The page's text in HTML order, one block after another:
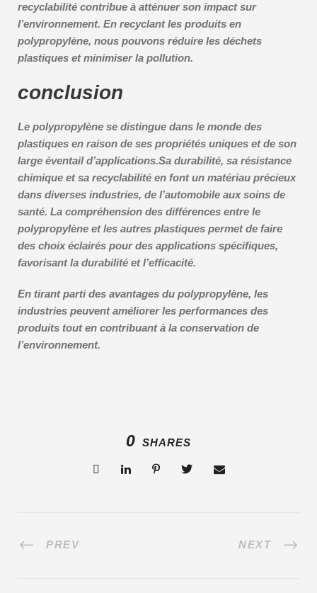
recyclabilité contribue à atténuer son impact sur
l’environnement. En recyclant les produits en
polypropylène, nous pouvons réduire les déchets
plastiques et minimiser la pollution.
conclusion
Le polypropylène se distingue dans le monde des
plastiques en raison de ses propriétés uniques et de son
large éventail d’applications.Sa durabilité, sa résistance
chimique et sa recyclabilité en font un matériau précieux
dans diverses industries, de l’automobile aux soins de
santé. La compréhension des différences entre le
polypropylène et les autres plastiques permet de faire
des choix éclairés pour des applications spécifiques,
favorisant la durabilité et l’efficacité.
En tirant parti des avantages du polypropylène, les
industries peuvent améliorer les performances des
produits tout en contribuant à la conservation de
l’environnement.
0 SHARES
PREV NEXT